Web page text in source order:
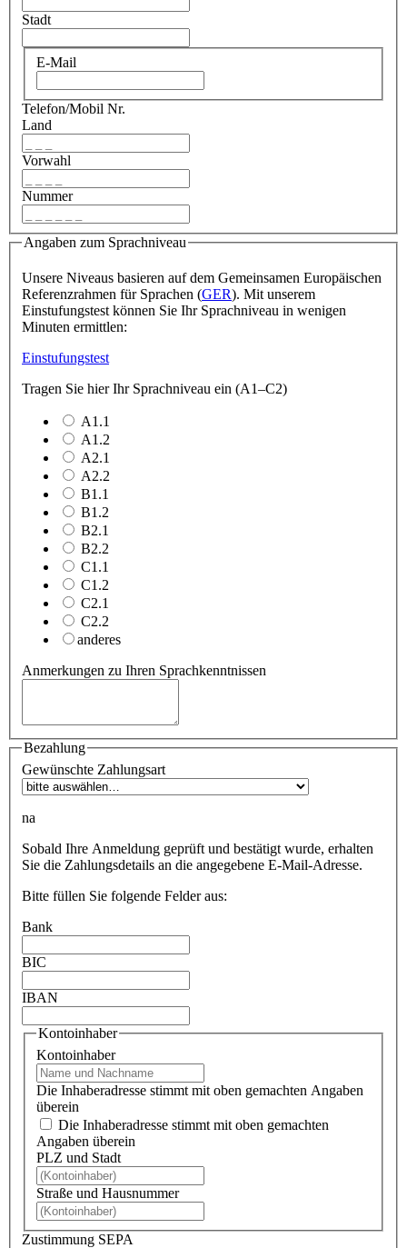
Stadt
E-Mail
Telefon/Mobil Nr.
Land
Vorwahl
Nummer
Angaben zum Sprachniveau
Unsere Niveaus basieren auf dem Gemeinsamen Europäischen
Referenzrahmen für Sprachen (GER). Mit unserem
Einstufungstest können Sie Ihr Sprachniveau in wenigen
Minuten ermittlen:
Einstufungstest
Tragen Sie hier Ihr Sprachniveau ein (A1–C2)
A1.1
A1.2
A2.1
A2.2
B1.1
B1.2
B2.1
B2.2
C1.1
C1.2
C2.1
C2.2
anderes
Anmerkungen zu Ihren Sprachkenntnissen
Bezahlung
Gewünschte Zahlungsart
na
Sobald Ihre Anmeldung geprüft und bestätigt wurde, erhalten
Sie die Zahlungsdetails an die angegebene E-Mail-Adresse.
Bitte füllen Sie folgende Felder aus:
Bank
BIC
IBAN
Kontoinhaber
Kontoinhaber
Die Inhaberadresse stimmt mit oben gemachten Angaben
überein
Die Inhaberadresse stimmt mit oben gemachten
Angaben überein
PLZ und Stadt
Straße und Hausnummer
Zustimmung SEPA